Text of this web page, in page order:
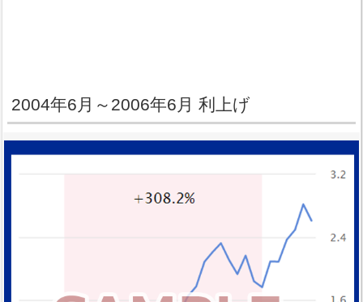
2004年6月～2006年6月 利上げ